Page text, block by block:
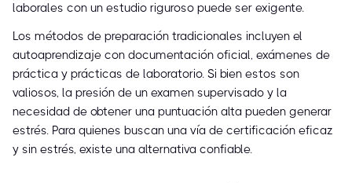
laborales con un estudio riguroso puede ser exigente.
Los métodos de preparación tradicionales incluyen el
autoaprendizaje con documentación oficial, exámenes de
práctica y prácticas de laboratorio. Si bien estos son
valiosos, la presión de un examen supervisado y la
necesidad de obtener una puntuación alta pueden generar
estrés. Para quienes buscan una vía de certificación eficaz
y sin estrés, existe una alternativa confiable.